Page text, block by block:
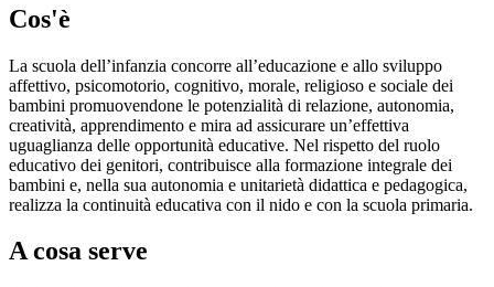
Cos'è
La scuola dell’infanzia concorre all’educazione e allo sviluppo
affettivo, psicomotorio, cognitivo, morale, religioso e sociale dei
bambini promuovendone le potenzialità di relazione, autonomia,
creatività, apprendimento e mira ad assicurare un’effettiva
uguaglianza delle opportunità educative. Nel rispetto del ruolo
educativo dei genitori, contribuisce alla formazione integrale dei
bambini e, nella sua autonomia e unitarietà didattica e pedagogica,
realizza la continuità educativa con il nido e con la scuola primaria.
A cosa serve